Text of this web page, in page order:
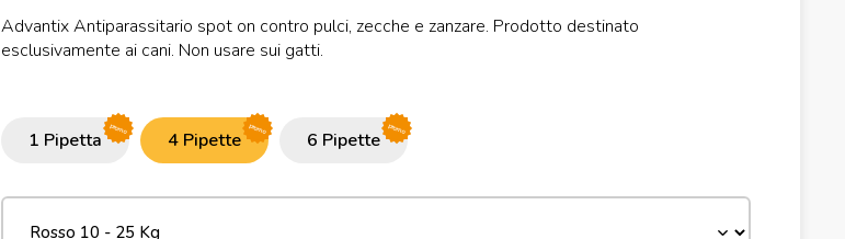
Advantix Antiparassitario spot on contro pulci, zecche e zanzare. Prodotto destinato
esclusivamente ai cani. Non usare sui gatti.
1 Pipetta promo 4 Pipette promo 6 Pipette promo